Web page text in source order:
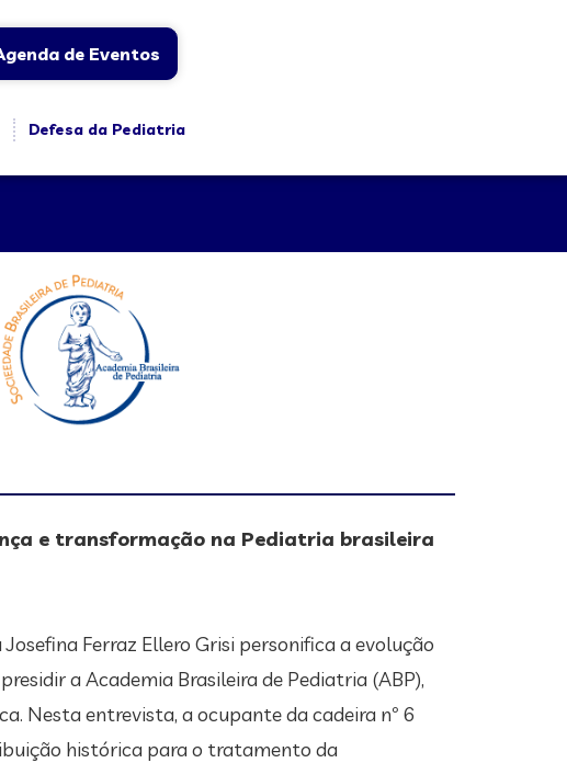
de Eventos
Defesa da Pediatria
e transformação na Pediatria brasileira
Ferraz Ellero Grisi personifica a evolução
a Academia Brasileira de Pediatria (ABP),
Nesta entrevista, a ocupante da cadeira nº 6
histórica para o tratamento da